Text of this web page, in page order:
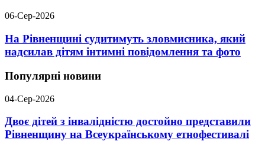
06-Сер-2026
На Рівненщині судитимуть зловмисника, який
надсилав дітям інтимні повідомлення та фото
Популярні новини
04-Сер-2026
Двоє дітей з інвалідністю достойно представили
Рівненщину на Всеукраїнському етнофестивалі